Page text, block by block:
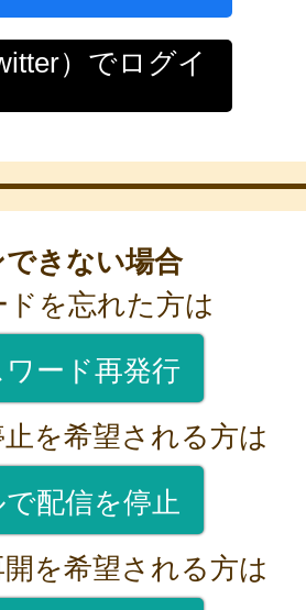
）でログイ
きない場合
を忘れた方は
ード再発行
を希望される方は
配信を停止
を希望される方は